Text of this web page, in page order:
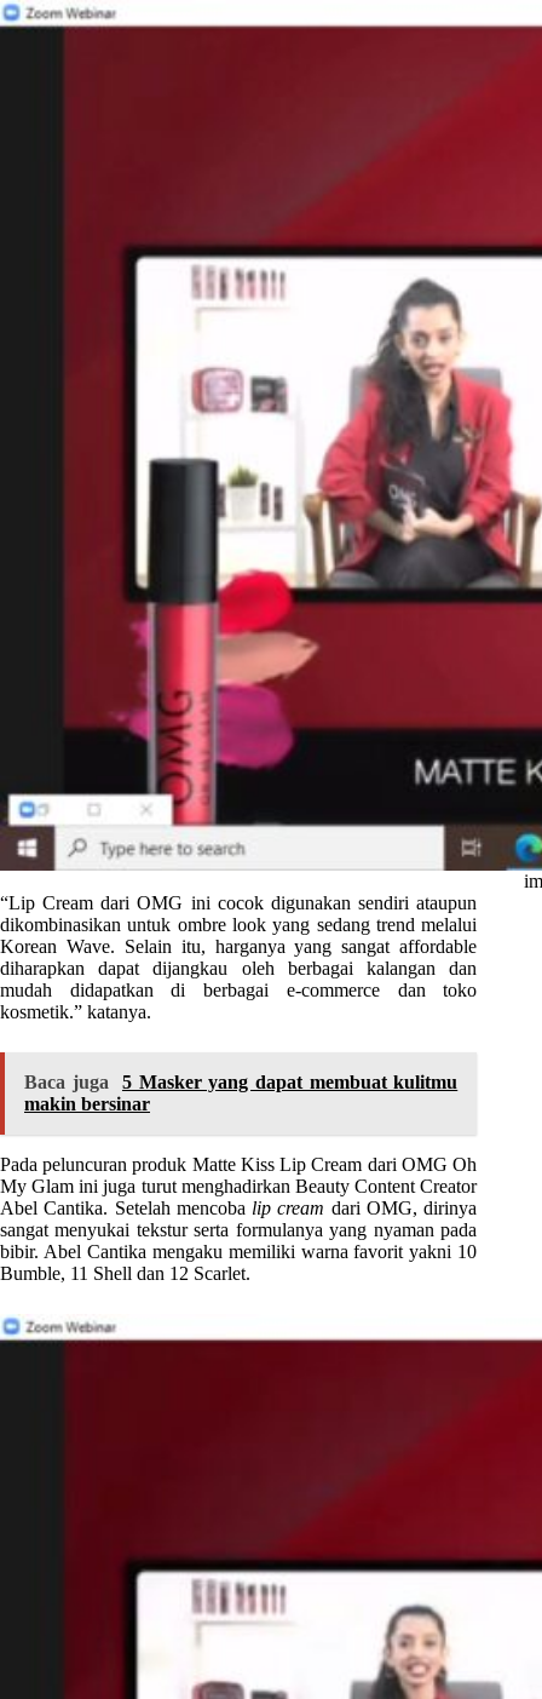
“Lip Cream dari OMG ini cocok digunakan sendiri ataupun
dikombinasikan untuk ombre look yang sedang trend melalui
Korean Wave. Selain itu, harganya yang sangat affordable
diharapkan dapat dijangkau oleh berbagai kalangan dan
mudah didapatkan di berbagai e-commerce dan toko
kosmetik.” katanya.
Baca juga
5 Masker yang dapat membuat kulitmu
makin bersinar
Pada peluncuran produk Matte Kiss Lip Cream dari OMG Oh
My Glam ini juga turut menghadirkan Beauty Content Creator
Abel Cantika. Setelah mencoba lip cream dari OMG, dirinya
sangat menyukai tekstur serta formulanya yang nyaman pada
bibir. Abel Cantika mengaku memiliki warna favorit yakni 10
Bumble, 11 Shell dan 12 Scarlet.